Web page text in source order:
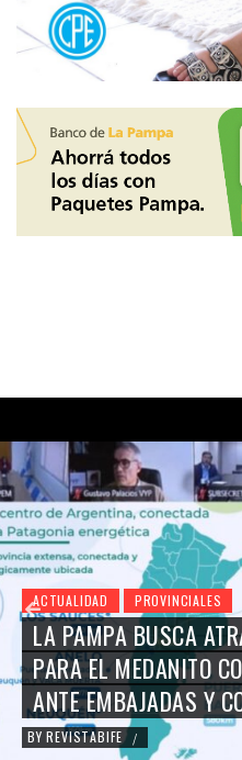
ACTUALIDAD PROVINCIALES
LA PAMPA BUSCA
PARA EL MEDANITO
ANTE EMBAJADAS Y
BY REVISTABIFE /